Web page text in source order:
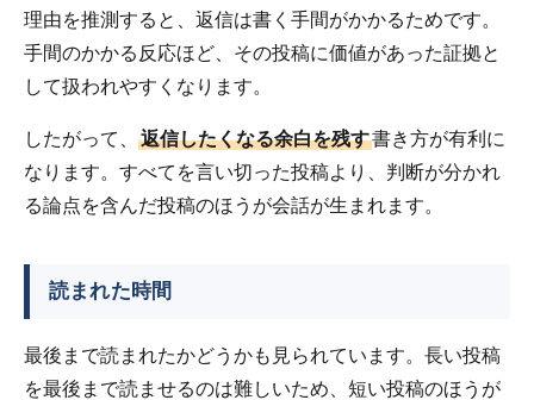
理由を推測すると、返信は書く手間がかかるためです。
手間のかかる反応ほど、その投稿に価値があった証拠と
して扱われやすくなります。
したがって、 返信したくなる余白を残す書き方が有利に
なります。すべてを言い切った投稿より、判断が分かれ
る論点を含んだ投稿のほうが会話が生まれます。
読まれた時間
最後まで読まれたかどうかも見られています。長い投稿
を最後まで読ませるのは難しいため、短い投稿のほうが